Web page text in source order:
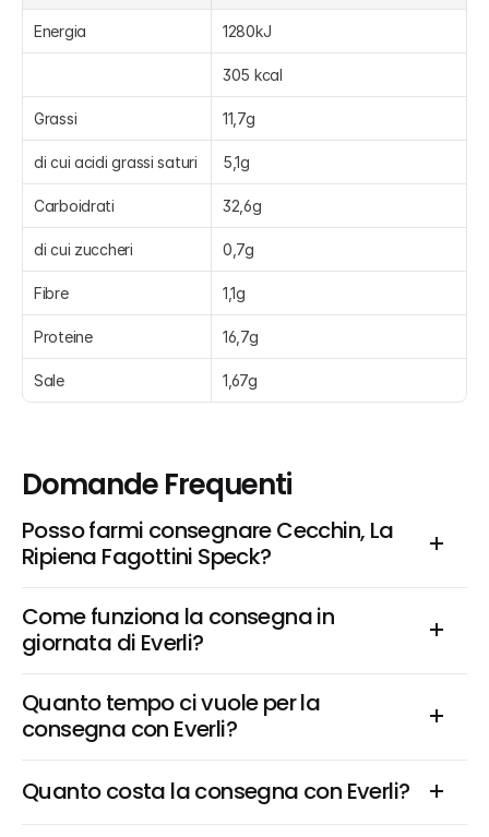
Energia 1280kJ
305 kcal
Grassi 11,7g
di cui acidi grassi saturi 5,1g
Carboidrati 32,6g
di cui zuccheri 0,7g
Fibre 1,1g
Proteine 16,7g
Sale 1,67g
Domande Frequenti
Posso farmi consegnare Cecchin, La
Ripiena Fagottini Speck?
Come funziona la consegna in
giornata di Everli?
Quanto tempo ci vuole per la
consegna con Everli?
Quanto costa la consegna con Everli?